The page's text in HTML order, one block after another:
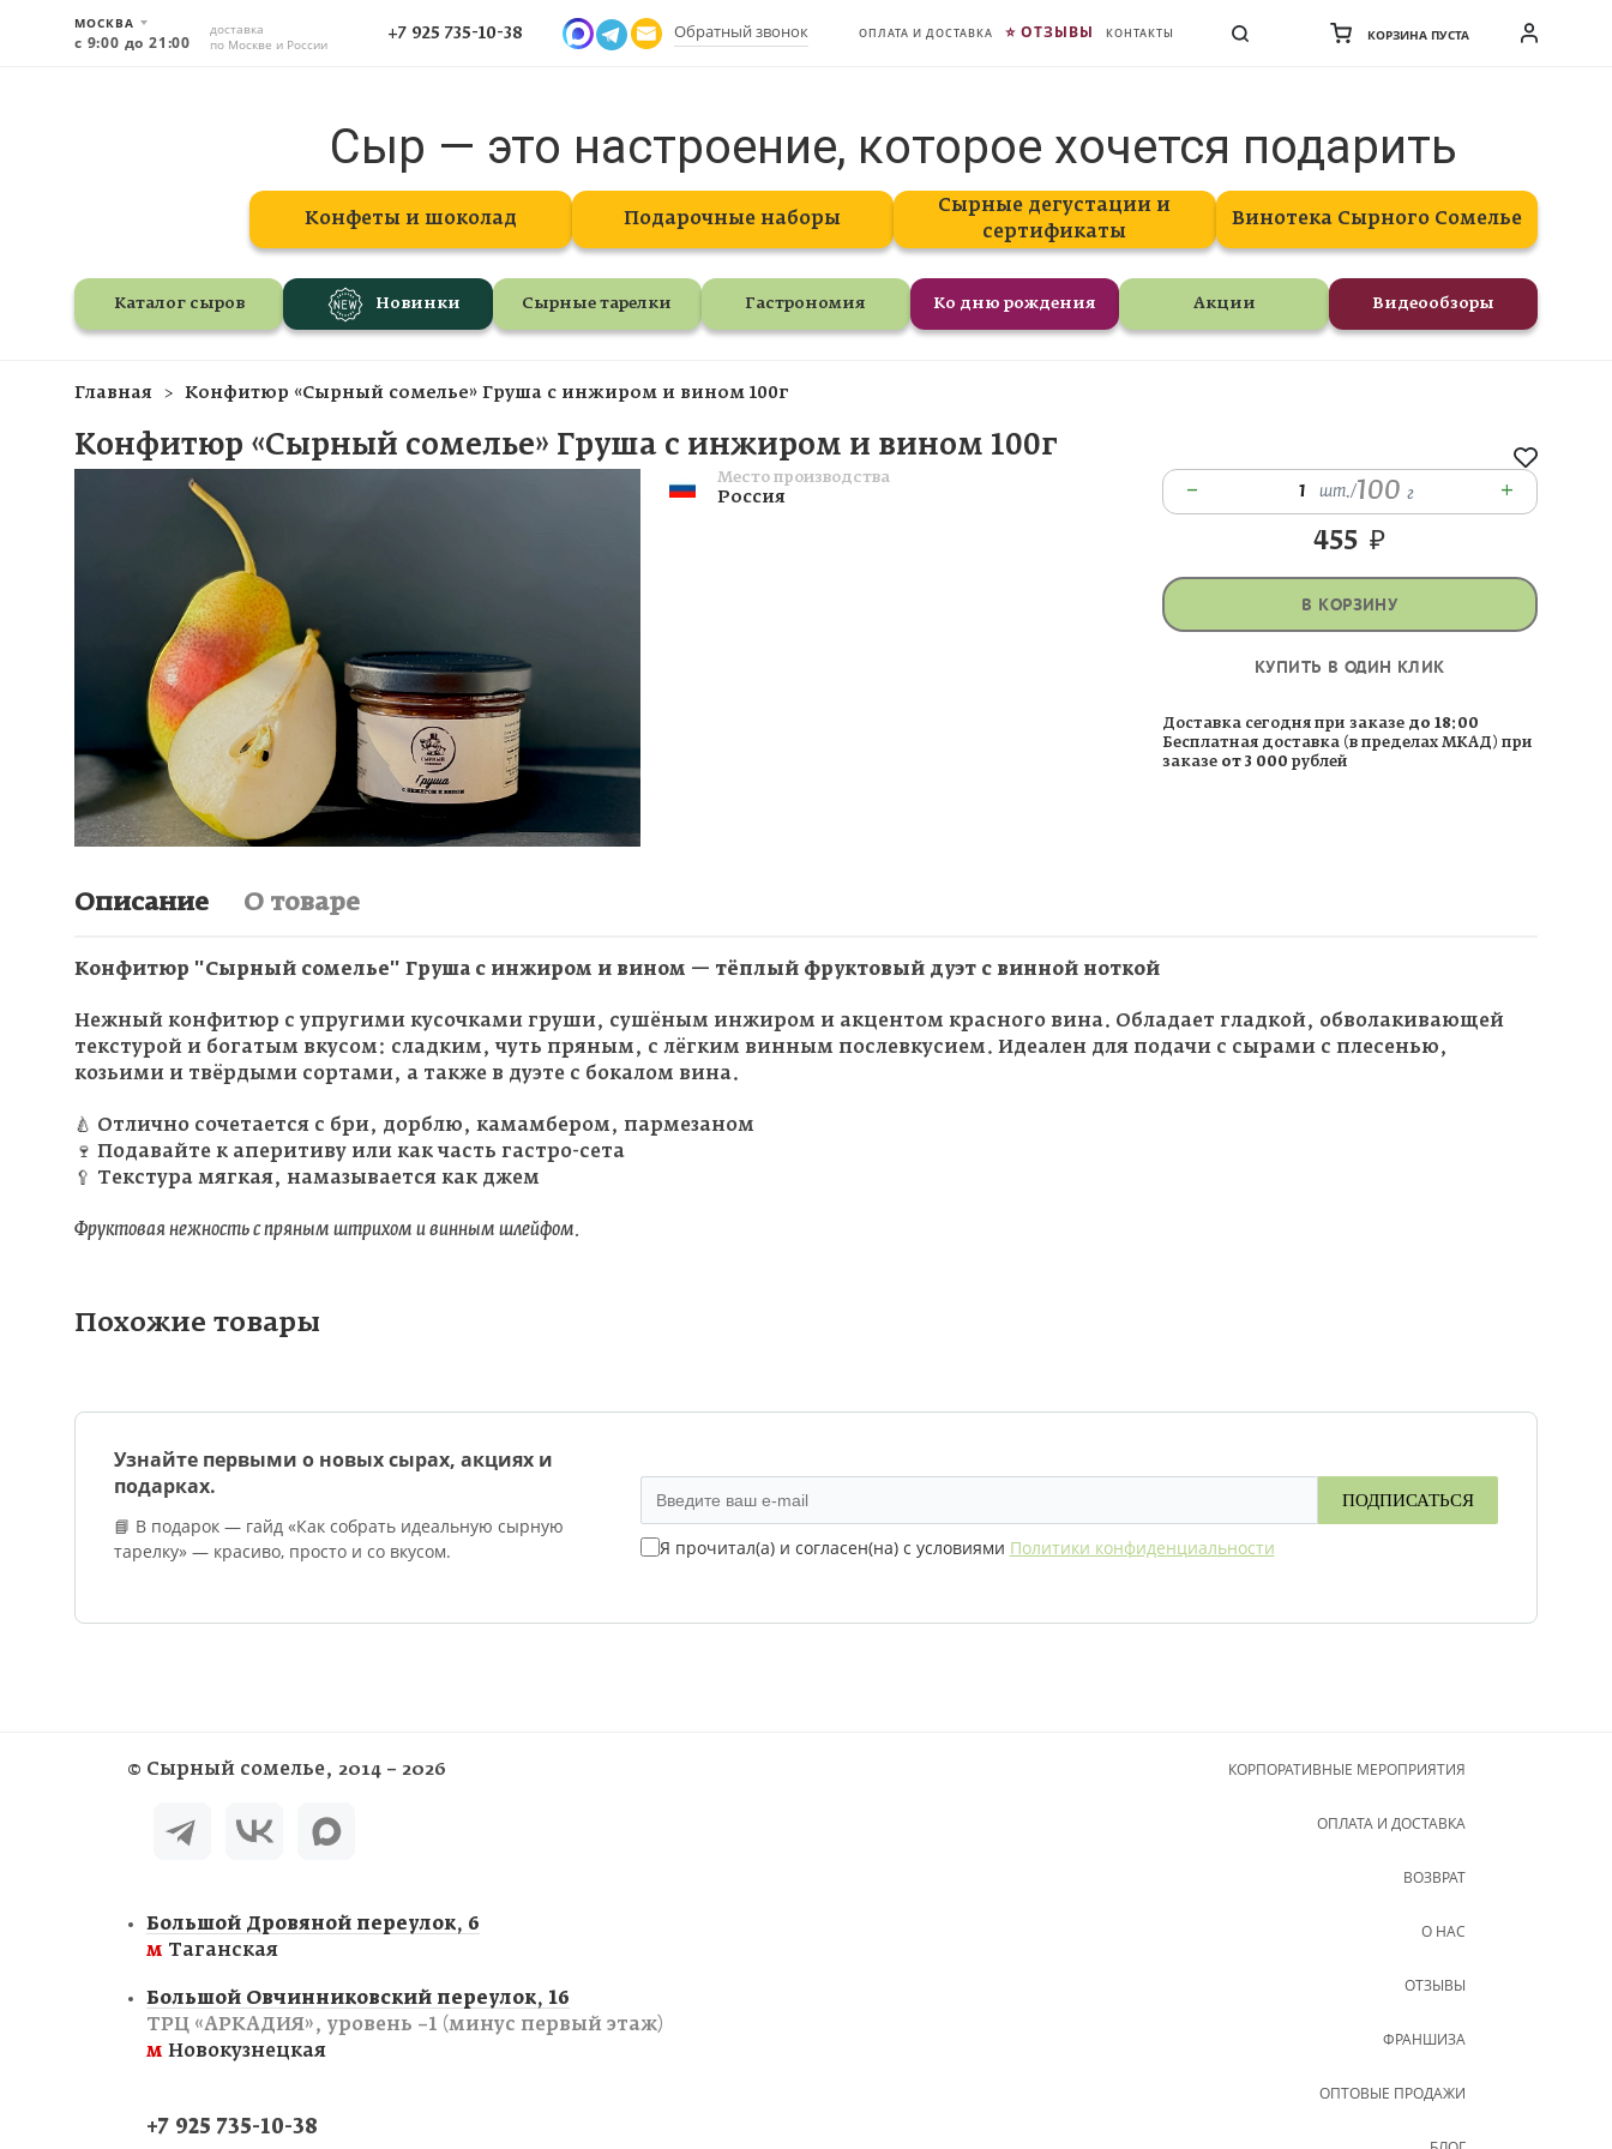
МОСКВА
с 9:00 до 21:00
доставка
по Москве и России
+7 925 735-10-38 Обратный звонок ОПЛАТА И ДОСТАВКА ОТЗЫВЫ КОНТАКТЫ КОРЗИНА ПУСТА
Сыр — это настроение, которое хочется подарить
Конфеты и шоколад Подарочные наборы
Сырные дегустации и
сертификаты
Винотека Сырного Сомелье
Каталог сыров Новинки Сырные тарелки Гастрономия Ко дню рождения Акции Видеообзоры
Главная Конфитюр «Сырный сомелье» Груша с инжиром и вином 100г
Конфитюр «Сырный сомелье» Груша с инжиром и вином 100г
– 1 шт./100 г +
455 ₽
В КОРЗИНУ
КУПИТЬ В ОДИН КЛИК
Доставка сегодня при заказе до 18:00
Бесплатная доставка (в пределах МКАД) при
заказе от 3 000 рублей
Место производства
Россия
Описание О товаре
Конфитюр "Сырный сомелье" Груша с инжиром и вином — тёплый фруктовый дуэт с винной ноткой
Нежный конфитюр с упругими кусочками груши, сушёным инжиром и акцентом красного вина. Обладает гладкой, обволакивающей
текстурой и богатым вкусом: сладким, чуть пряным, с лёгким винным послевкусием. Идеален для подачи с сырами с плесенью,
козьими и твёрдыми сортами, а также в дуэте с бокалом вина.
🍐 Отлично сочетается с бри, дорблю, камамбером, пармезаном
🍷 Подавайте к аперитиву или как часть гастро-сета
🥄 Текстура мягкая, намазывается как джем
Фруктовая нежность с пряным штрихом и винным шлейфом.
Похожие товары
Узнайте первыми о новых сырах, акциях и
подарках.
📘 В подарок — гайд «Как собрать идеальную сырную
тарелку» — красиво, просто и со вкусом.
ПОДПИСАТЬСЯ
Я прочитал(а) и согласен(на) с условиями Политики конфиденциальности
© Сырный сомелье, 2014 – 2026
Большой Дровяной переулок, 6
м Таганская
Большой Овчинниковский переулок, 16
ТРЦ «АРКАДИЯ», уровень −1 (минус первый этаж)
м Новокузнецкая
+7 925 735-10-38
КОРПОРАТИВНЫЕ МЕРОПРИЯТИЯ
ОПЛАТА И ДОСТАВКА
ВОЗВРАТ
О НАС
ОТЗЫВЫ
ФРАНШИЗА
ОПТОВЫЕ ПРОДАЖИ